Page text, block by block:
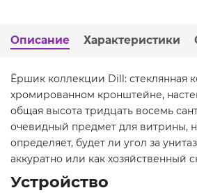
Описание Характеристики
Ёршик коллекции Dill: стеклянная
хромированном кронштейне,
общая высота тридцать восемь
очевидный предмет для витрины,
определяет, будет ли угол за
аккуратно или как хозяйственный
Устройство